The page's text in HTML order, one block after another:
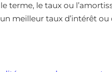
terme, le taux ou
meilleur taux d’intérêt ou